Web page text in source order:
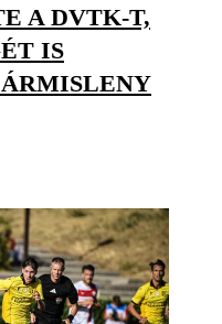
A DVTK-T,
IS